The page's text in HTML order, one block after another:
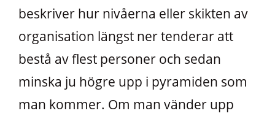
beskriver hur nivåerna eller skikten av
organisation längst ner tenderar att
bestå av flest personer och sedan
minska ju högre upp i pyramiden som
man kommer. Om man vänder upp